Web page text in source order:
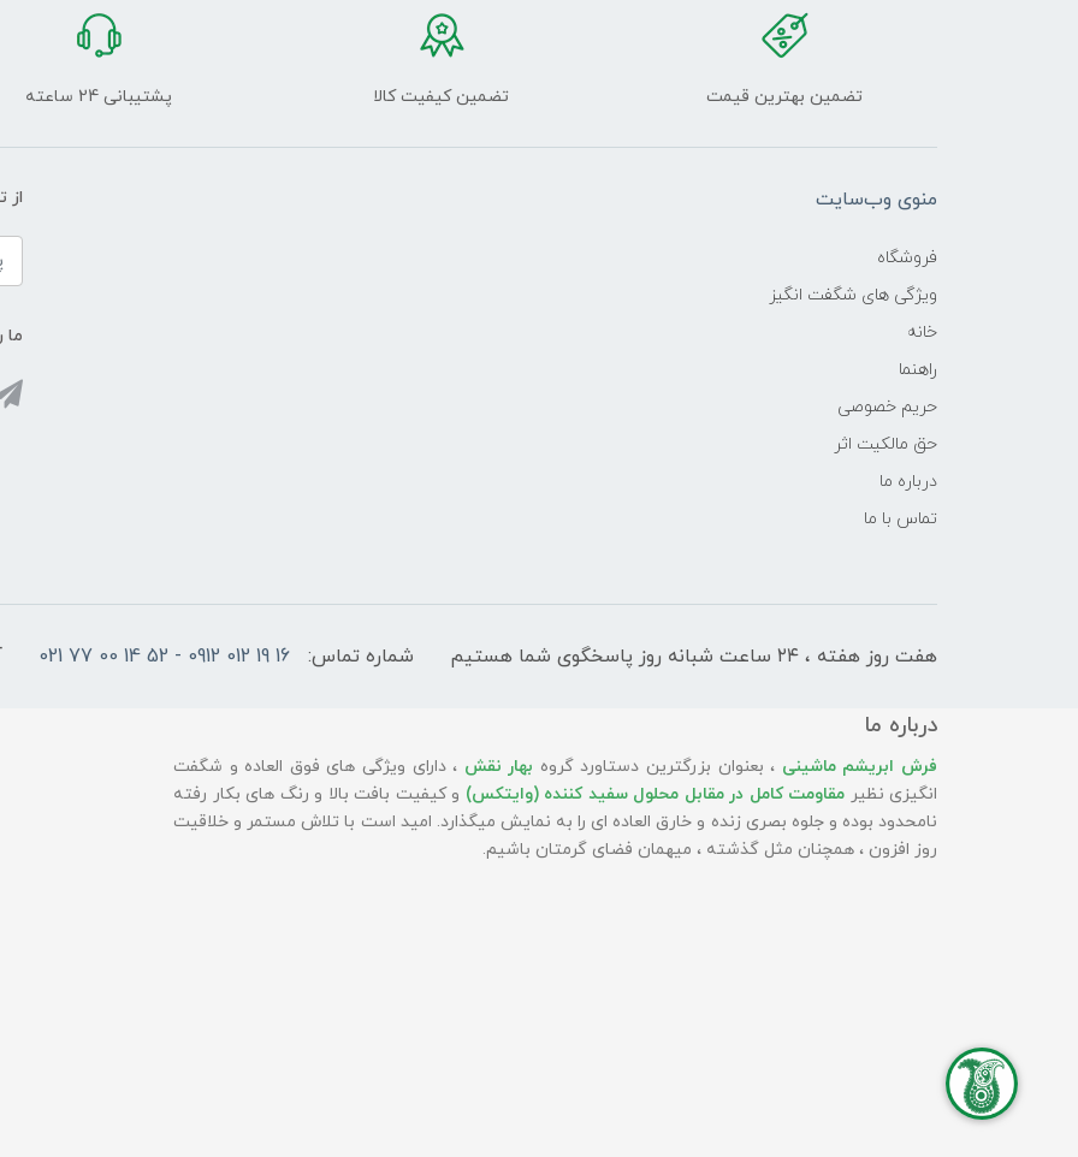
تضمین بهترین قیمت تضمین کیفیت کالا پشتیبانی 24 ساعته
منوی وب‌سایت
فروشگاه
ویژگی های شگفت انگیز
خانه
راهنما
حریم خصوصی
حق مالکیت اثر
درباره ما
تماس با ما
از
ما
هفت روز هفته ، ۲۴ ساعت شبانه‌ روز پاسخگوی شما هستیم شماره تماس: 16 19 012 0912 - 52 14 00 77 021
درباره ما
فرش ابریشم ماشینی ، بعنوان بزرگترین دستاورد گروه بهار نقش ، دارای ویژگی های فوق العاده و شگفت
انگیزی نظیر مقاومت کامل در مقابل محلول سفید کننده (وایتکس) و کیفیت بافت بالا و رنگ های بکار رفته
نامحدود بوده و جلوه بصری زنده و خارق العاده ای را به نمایش میگذارد. امید است با تلاش مستمر و خلاقیت
روز افزون ، همچنان مثل گذشته ، میهمان فضای گرمتان باشیم.